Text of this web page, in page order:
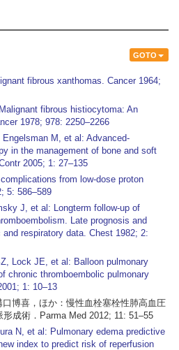
GOTO
fibrous xanthomas. Cancer 1964;
fibrous histiocytoma: An
1978; 978: 2250–2266
M, et al: Advanced-
in the management of bone and soft
2005; 1: 27–135
from low-dose proton
5: 586–589
J, et al: Longterm follow-up of
Late prognosis and
respiratory data. Chest 1982; 2:
Lock JE, et al: Balloon pulmonary
chronic thromboembolic pulmonary
1: 10–13
博喜，ほか：慢性血栓塞栓性肺高血圧
成術．Parma Med 2012; 11: 51–55
N, et al: Pulmonary edema predictive
index to predict risk of reperfusion